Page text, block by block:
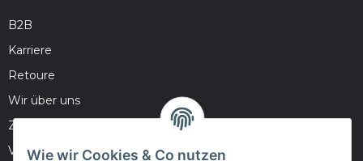
B2B
Karriere
Retoure
Wir über uns
Zahlungsmöglichkeiten
Versandinformationen
Wie wir Cookies & Co nutzen